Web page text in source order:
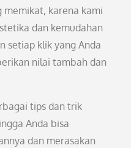
memikat, karena kami
dan kemudahan
setiap klik yang Anda
nilai tambah dan
tips dan trik
Anda bisa
dan merasakan